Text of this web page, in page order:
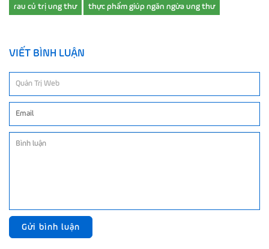
rau củ trị ung thư thực phẩm giúp ngăn ngừa ung thư
VIẾT BÌNH LUẬN
Gửi bình luận